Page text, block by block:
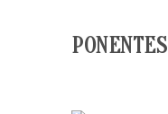
PONENTES